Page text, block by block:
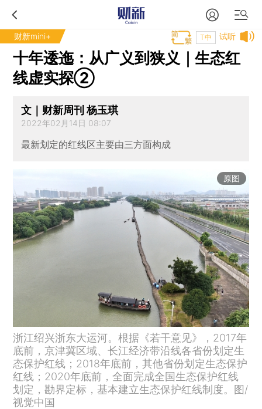
财新mini+ 试听
T中
十年逶迤：从广义到狭义｜生态红
线虚实探②
文｜财新周刊 杨玉琪
2022年02月14日 08:07
最新划定的红线区主要由三方面构成
原图
浙江绍兴浙东大运河。根据《若干意见》，2017年
底前，京津冀区域、长江经济带沿线各省份划定生
态保护红线；2018年底前，其他省份划定生态保护
红线；2020年底前，全面完成全国生态保护红线
划定，勘界定标，基本建立生态保护红线制度。图/
视觉中国